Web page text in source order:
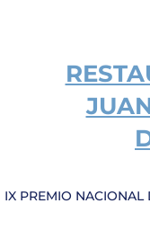
IX PREMIO